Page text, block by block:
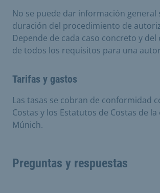
No se puede dar información general
duración del procedimiento de
Depende de cada caso concreto y
de todos los requisitos para una
Tarifas y gastos
Las tasas se cobran de conformidad
Costas y los Estatutos de Costas de
Múnich.
Preguntas y respuestas